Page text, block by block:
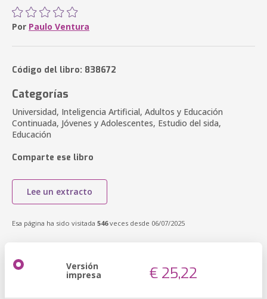
Por Paulo Ventura
Código del libro: 838672
Categorías
Universidad, Inteligencia Artificial, Adultos y Educación
Continuada, Jóvenes y Adolescentes, Estudio del sida,
Educación
Comparte ese libro
Lee un extracto
Esa página ha sido visitada 546veces desde 06/07/2025
Versión
impresa € 25,22